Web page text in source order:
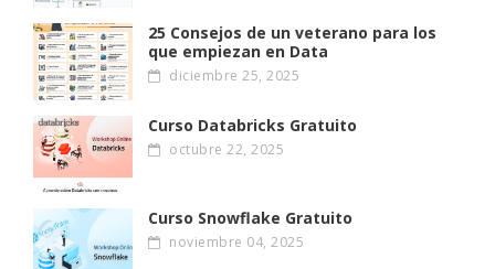
25 Consejos de un veterano para los
que empiezan en Data
diciembre 25, 2025
Curso Databricks Gratuito
octubre 22, 2025
Curso Snowflake Gratuito
noviembre 04, 2025